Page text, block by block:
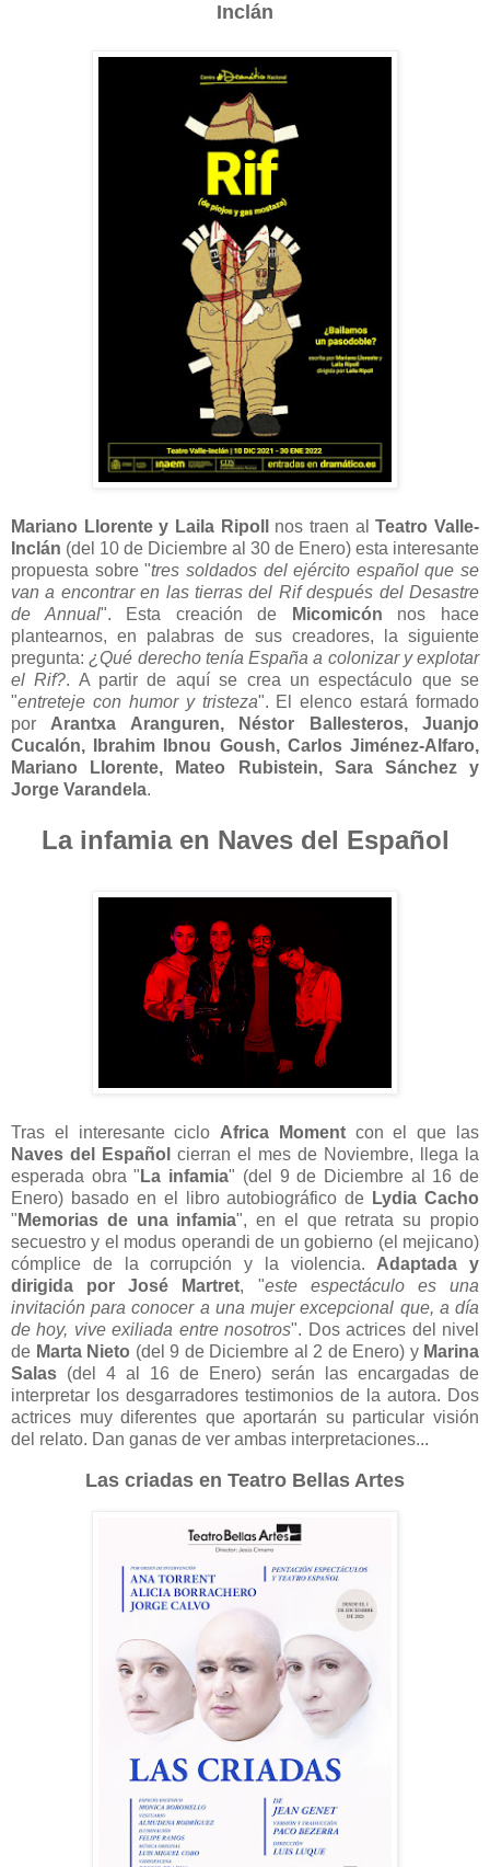
Inclán
Mariano Llorente y Laila Ripoll nos traen alTeatro Valle-
Inclán (del 10 de Diciembre al 30 de Enero) esta interesante
propuesta sobre "tres soldados del ejército español que se
van a encontrar en las tierras del Rif después del Desastre
de Annual". Esta creación de Micomicón nos hace
plantearnos, en palabras de sus creadores, la siguiente
pregunta:¿Qué derecho tenía España a colonizar y explotar
el Rif?. A partir de aquí se crea un espectáculo que se
"entreteje con humor y tristeza". El elenco estará formado
por Arantxa Aranguren, Néstor Ballesteros, Juanjo
Cucalón, Ibrahim Ibnou Goush, Carlos Jiménez-Alfaro,
Mariano Llorente, Mateo Rubistein, Sara Sánchez y
Jorge Varandela.
La infamia en Naves del Español
Tras el interesante ciclo Africa Moment con el que las
Naves del Español
cierran el mes de Noviembre, llega la
esperada obra " La infamia" (del 9 de Diciembre al 16 de
Enero) basado en el libro autobiográfico de Lydia Cacho
" Memorias de una infamia", en el que retrata su propio
secuestro y el modus operandi de un gobierno (el mejicano)
cómplice de la corrupción y la violencia. Adaptada y
dirigida por José Martret, "este espectáculo es una
invitación para conocer a una mujer excepcional que, a día
de hoy, vive exiliada entre nosotros". Dos actrices del nivel
de Marta Nieto (del 9 de Diciembre al 2 de Enero) y Marina
Salas (del 4 al 16 de Enero) serán las encargadas de
interpretar los desgarradores testimonios de la autora. Dos
actrices muy diferentes que aportarán su particular visión
del relato. Dan ganas de ver ambas interpretaciones...
Las criadas en Teatro Bellas Artes